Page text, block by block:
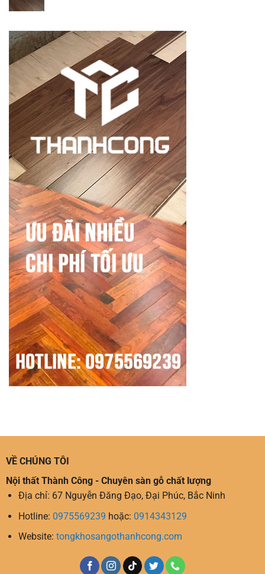
VỀ CHÚNG TÔI
Nội thất Thành Công - Chuyên sàn gỗ chất lượng
Địa chỉ: 67 Nguyễn Đăng Đạo, Đại Phúc, Bắc Ninh
Hotline: 0975569239 hoặc: 0914343129
Website: tongkhosangothanhcong.com